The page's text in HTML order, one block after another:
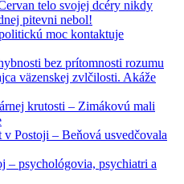
telo svojej dcéry nikdy
pitevni nebol!
moc kontaktuje
bez prítomnosti rozumu
väzenskej zvlčilosti. Akáže
krutosti – Zimákovú mali
Postoji – Beňová usvedčovala
– psychológovia, psychiatri a